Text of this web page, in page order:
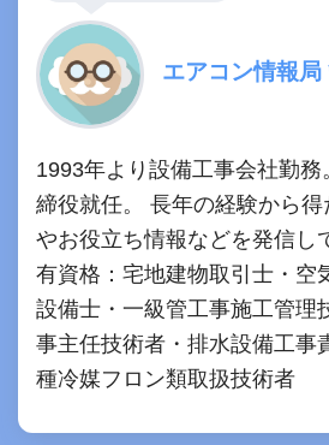
エアコン情報局
1993年より設備工事会社勤務
締役就任。 長年の経験から
やお役立ち情報などを発信し
有資格：宅地建物取引士・空
設備士・一級管工事施工管理
事主任技術者・排水設備工事
種冷媒フロン類取扱技術者